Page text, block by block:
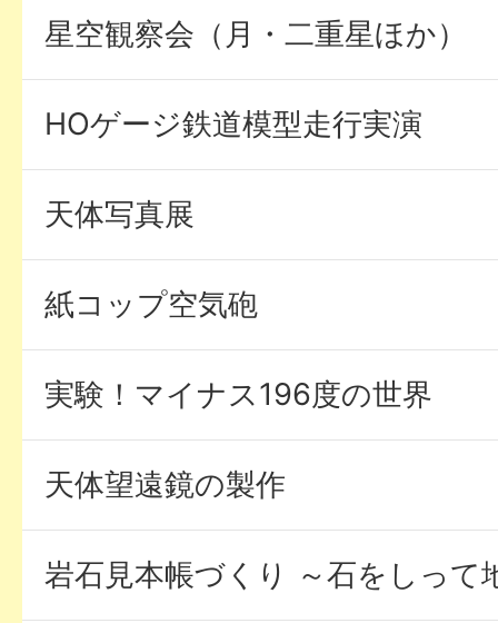
星空観察会（月・二重星ほか）
HOゲージ鉄道模型走行実演
天体写真展
紙コップ空気砲
実験！マイナス196度の世界
天体望遠鏡の製作
岩石見本帳づくり ～石をしって